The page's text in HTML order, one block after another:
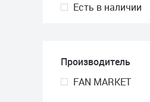
Есть в наличии
Производитель
FAN MARKET